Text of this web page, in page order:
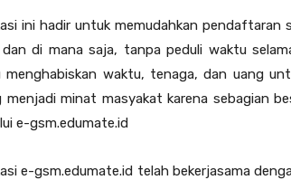
ini hadir untuk memudahkan pendaftaran
di mana saja, tanpa peduli waktu
menghabiskan waktu, tenaga, dan uang
menjadi minat masyakat karena sebagian
e-gsm.edumate.id
e-gsm.edumate.id telah bekerjasama